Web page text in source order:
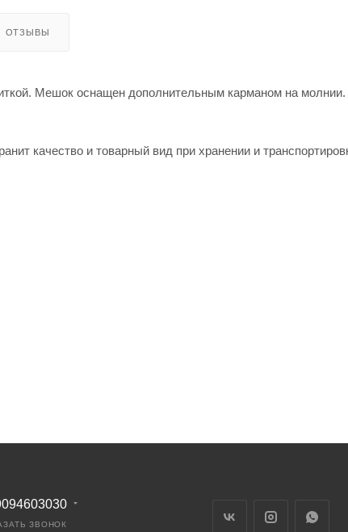
ОТЗЫВЫ
Мешок оснащен дополнительным карманом на молнии.
качество и товарный вид при хранении и
ЗВОНОК